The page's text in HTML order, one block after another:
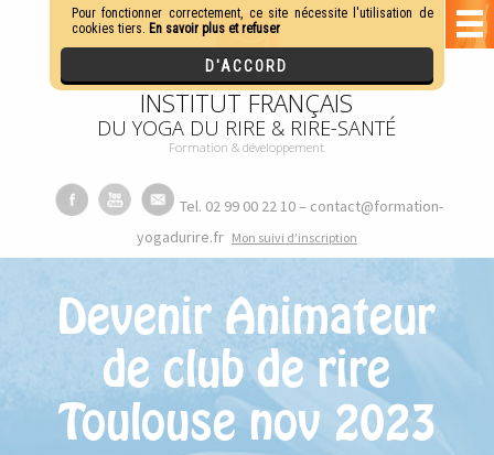
INSTITUT FRANÇAIS
DU YOGA DU RIRE & RIRE-SANTÉ
Formation & développement
Tel. 02 99 00 22 10 – contact@formation-
yogadurire.fr Mon suivi d’inscription
Devenir Animateur
de club de rire
Toulouse nov 2023